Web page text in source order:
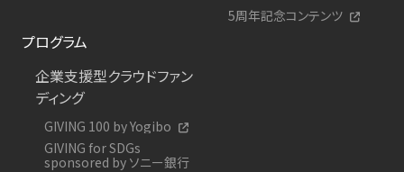
5周年記念コンテンツ
プログラム
企業支援型クラウドファン
ディング
GIVING 100 by Yogibo
GIVING for SDGs
sponsored by ソニー銀行